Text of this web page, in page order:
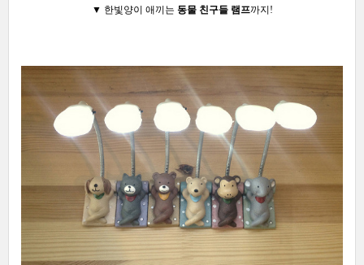
▼ 한빛양이 애끼는 동물 친구들 램프까지!